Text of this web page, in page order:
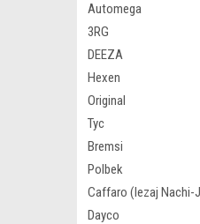
Automega
3RG
DEEZA
Hexen
Original
Tyc
Bremsi
Polbek
Caffaro (lezaj Nachi-
Dayco